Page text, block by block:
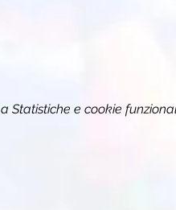
Statistiche e cookie